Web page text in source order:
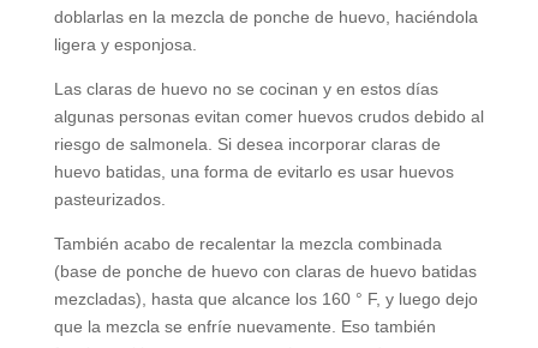
doblarlas en la mezcla de ponche de huevo, haciéndola
ligera y esponjosa.
Las claras de huevo no se cocinan y en estos días
algunas personas evitan comer huevos crudos debido al
riesgo de salmonela. Si desea incorporar claras de
huevo batidas, una forma de evitarlo es usar huevos
pasteurizados.
También acabo de recalentar la mezcla combinada
(base de ponche de huevo con claras de huevo batidas
mezcladas), hasta que alcance los 160 ° F, y luego dejo
que la mezcla se enfríe nuevamente. Eso también